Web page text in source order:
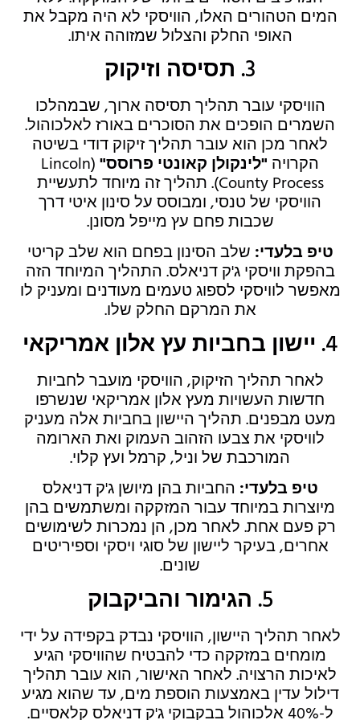
המים הטהורים האלו, הוויסקי לא היה מקבל את
האופי החלק והצלול שמזוהה איתו.
3. תסיסה וזיקוק
הוויסקי עובר תהליך תסיסה ארוך, שבמהלכו
השמרים הופכים את הסוכרים באורז לאלכוהול.
לאחר מכן הוא עובר תהליך זיקוק דודי בשיטה
הקרויה"לינקולן קאונטי פרוסס" (Lincoln
County Process). תהליך זה מיוחד לתעשיית
הוויסקי של טנסי, ומבוסס על סינון איטי דרך
שכבות פחם עץ מייפל מסונן.
טיפ בלעדי:שלב הסינון בפחם הוא שלב קריטי
בהפקת וויסקי ג'ק דניאלס. התהליך המיוחד הזה
מאפשר לוויסקי לספוג טעמים מעודנים ומעניק לו
את המרקם החלק שלו.
4. יישון בחביות עץ אלון אמריקאי
לאחר תהליך הזיקוק, הוויסקי מועבר לחביות
חדשות העשויות מעץ אלון אמריקאי שנשרפו
מעט מבפנים. תהליך היישון בחביות אלה מעניק
לוויסקי את צבעו הזהוב העמוק ואת הארומה
המורכבת של וניל, קרמל ועץ קלוי.
טיפ בלעדי:החביות בהן מיושן ג'ק דניאלס
מיוצרות במיוחד עבור המזקקה ומשתמשים בהן
רק פעם אחת. לאחר מכן, הן נמכרות לשימושים
אחרים, בעיקר ליישון של סוגי ויסקי וספיריטים
שונים.
5. הגימור והביקבוק
לאחר תהליך היישון, הוויסקי נבדק בקפידה על ידי
מומחים במזקקה כדי להבטיח שהוויסקי הגיע
לאיכות הרצויה. לאחר האישור, הוא עובר תהליך
דילול עדין באמצעות הוספת מים, עד שהוא מגיע